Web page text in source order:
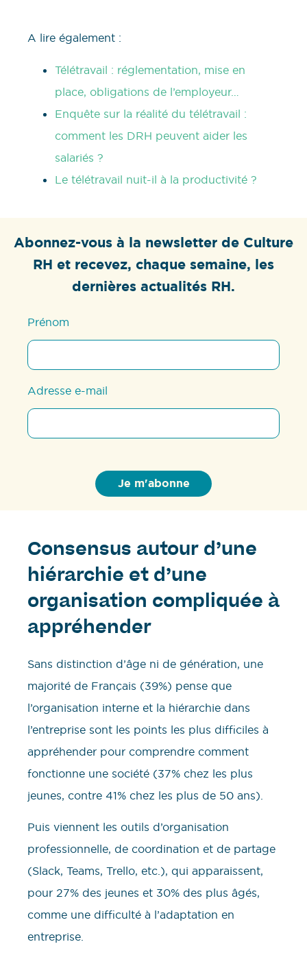
A lire également :
Télétravail : réglementation, mise en
place, obligations de l’employeur…
Enquête sur la réalité du télétravail :
comment les DRH peuvent aider les
salariés ?
Le télétravail nuit-il à la productivité ?
Abonnez-vous à la newsletter de Culture
RH et recevez, chaque semaine, les
dernières actualités RH.
Prénom
Adresse e-mail
Consensus autour d’une
hiérarchie et d’une
organisation compliquée à
appréhender
Sans distinction d’âge ni de génération, une
majorité de Français (39%) pense que
l’organisation interne et la hiérarchie dans
l’entreprise sont les points les plus difficiles à
appréhender pour comprendre comment
fonctionne une société (37% chez les plus
jeunes, contre 41% chez les plus de 50 ans).
Puis viennent les outils d’organisation
professionnelle, de coordination et de partage
(Slack, Teams, Trello, etc.), qui apparaissent,
pour 27% des jeunes et 30% des plus âgés,
comme une difficulté à l’adaptation en
entreprise.